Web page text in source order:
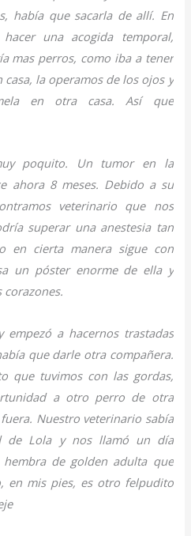
había que sacarla de allí. En
una acogida temporal,
mas perros, como iba a tener
casa, la operamos de los ojos y
en otra casa. Así que
poquito. Un tumor en la
ahora 8 meses. Debido a su
veterinario que nos
superar una anestesia tan
en cierta manera sigue con
un póster enorme de ella y
corazones.
a hacernos trastadas
que darle otra compañera.
que tuvimos con las gordas,
a otro perro de otra
Nuestro veterinario sabía
de Lola y nos llamó un día
de golden adulta que
en mis pies, es otro felpudito